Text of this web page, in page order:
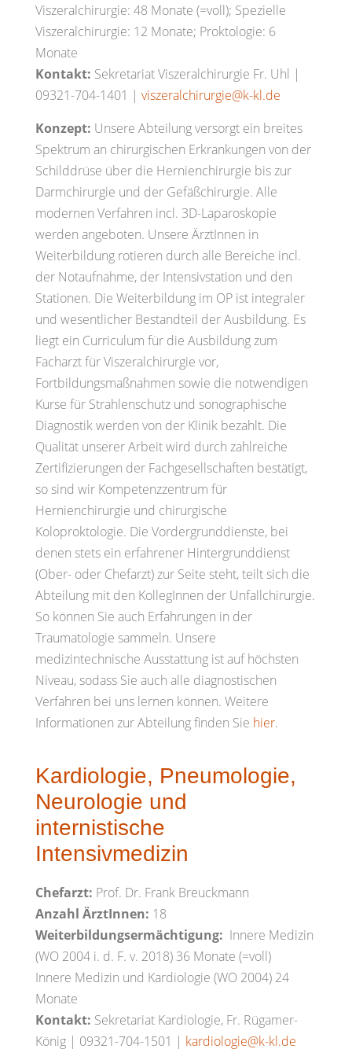
Viszeralchirurgie: 48 Monate (=voll); Spezielle
Viszeralchirurgie: 12 Monate; Proktologie: 6
Monate
Kontakt: Sekretariat Viszeralchirurgie Fr. Uhl |
09321-704-1401 | viszeralchirurgie@k-kl.de
Konzept: Unsere Abteilung versorgt ein breites
Spektrum an chirurgischen Erkrankungen von der
Schilddrüse über die Hernienchirurgie bis zur
Darmchirurgie und der Gefäßchirurgie. Alle
modernen Verfahren incl. 3D-Laparoskopie
werden angeboten. Unsere ÄrztInnen in
Weiterbildung rotieren durch alle Bereiche incl.
der Notaufnahme, der Intensivstation und den
Stationen. Die Weiterbildung im OP ist integraler
und wesentlicher Bestandteil der Ausbildung. Es
liegt ein Curriculum für die Ausbildung zum
Facharzt für Viszeralchirurgie vor,
Fortbildungsmaßnahmen sowie die notwendigen
Kurse für Strahlenschutz und sonographische
Diagnostik werden von der Klinik bezahlt. Die
Qualität unserer Arbeit wird durch zahlreiche
Zertifizierungen der Fachgesellschaften bestätigt,
so sind wir Kompetenzzentrum für
Hernienchirurgie und chirurgische
Koloproktologie. Die Vordergrunddienste, bei
denen stets ein erfahrener Hintergrunddienst
(Ober- oder Chefarzt) zur Seite steht, teilt sich die
Abteilung mit den KollegInnen der Unfallchirurgie.
So können Sie auch Erfahrungen in der
Traumatologie sammeln. Unsere
medizintechnische Ausstattung ist auf höchsten
Niveau, sodass Sie auch alle diagnostischen
Verfahren bei uns lernen können. Weitere
Informationen zur Abteilung finden Sie hier.
Kardiologie, Pneumologie,
Neurologie und
internistische
Intensivmedizin
Chefarzt: Prof. Dr. Frank Breuckmann
Anzahl ÄrztInnen: 18
Weiterbildungsermächtigung: Innere Medizin
(WO 2004 i. d. F. v. 2018) 36 Monate (=voll)
Innere Medizin und Kardiologie (WO 2004) 24
Monate
Kontakt: Sekretariat Kardiologie, Fr. Rügamer-
König | 09321-704-1501 | kardiologie@k-kl.de